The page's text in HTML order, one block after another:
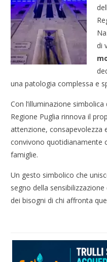
di
una patologia complessa e
Con l’illuminazione
Regione Puglia rinnova il
attenzione, consapevolezza
convivono quotidianamente
famiglie.
Un gesto simbolico che
segno della
dei bisogni di chi affronta